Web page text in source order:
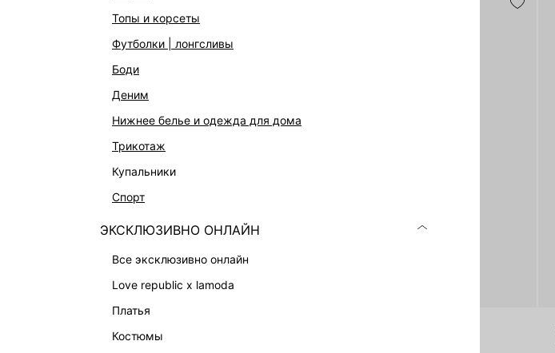
топы и корсеты
футболки | лонгсливы
боди
деним
нижнее белье и одежда для дома
трикотаж
купальники
спорт
ЭКСКЛЮЗИВНО ОНЛАЙН
все эксклюзивно онлайн
love republic x lamoda
платья
костюмы
-63%2 999 ₽